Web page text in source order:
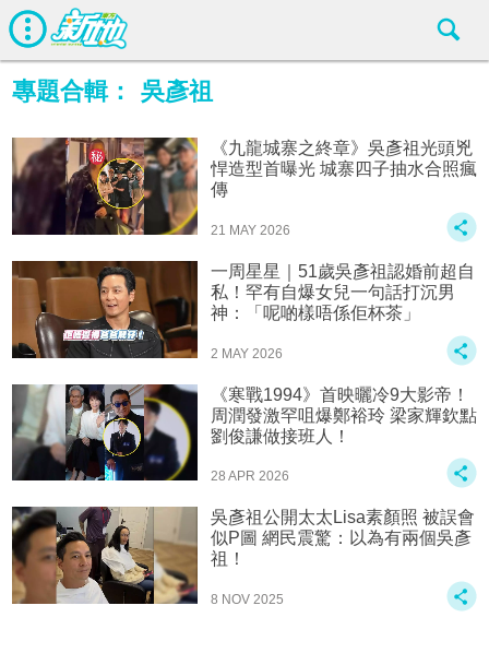
專題合輯： 吳彥祖
《九龍城寨之終章》吳彥祖光頭兇
悍造型首曝光 城寨四子抽水合照瘋
傳
21 MAY 2026
一周星星｜51歲吳彥祖認婚前超自
私！罕有自爆女兒一句話打沉男
神：「呢啲樣唔係佢杯茶」
2 MAY 2026
《寒戰1994》首映曬冷9大影帝！
周潤發激罕咀爆鄭裕玲 梁家輝欽點
劉俊謙做接班人！
28 APR 2026
吳彥祖公開太太Lisa素顏照 被誤會
似P圖 網民震驚：以為有兩個吳彥
祖！
8 NOV 2025